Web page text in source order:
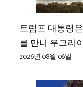
트럼프 대통령
를 만나 우크라
2026년 08월 06일